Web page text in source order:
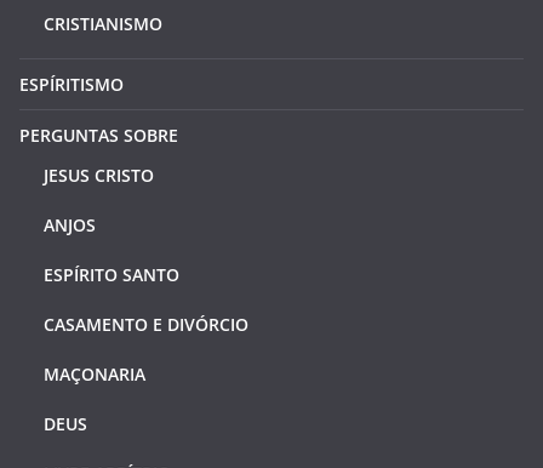
CRISTIANISMO
ESPÍRITISMO
PERGUNTAS SOBRE
JESUS CRISTO
ANJOS
ESPÍRITO SANTO
CASAMENTO E DIVÓRCIO
MAÇONARIA
DEUS